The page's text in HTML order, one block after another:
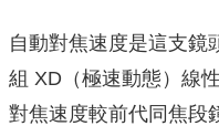
自動對焦速度是這支鏡
組 XD（極速動態）線
對焦速度較前代同焦段